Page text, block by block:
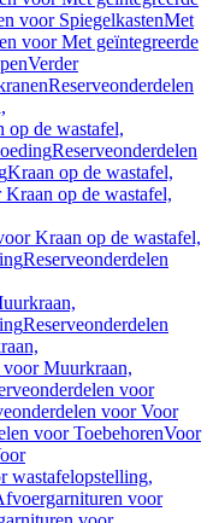
voor SpiegelkastenMet
voor Met geïntegreerde
Verder
Reserveonderdelen
op de wastafel,
Reserveonderdelen
Kraan op de wastafel,
op de wastafel,
Kraan op de wastafel,
Reserveonderdelen
Reserveonderdelen
voor Muurkraan,
voor
voor Voor
voor ToebehorenVoor
wastafelopstelling,
voor